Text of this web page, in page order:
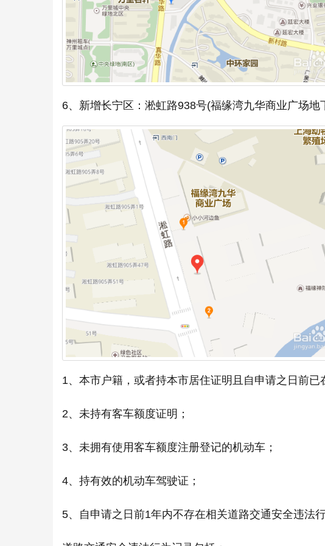
6、新增长宁区：淞虹路938号(福缘湾九华商业广场地
1、本市户籍，或者持本市居住证明且自申请之日前
2、未持有客车额度证明；
3、未拥有使用客车额度注册登记的机动车；
4、持有效的机动车驾驶证；
5、自申请之日前1年内不存在相关道路交通安全违法行